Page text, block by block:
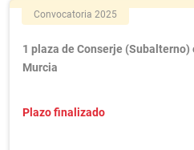
Convocatoria 2025
1 plaza de Conserje
Murcia
Plazo finalizado